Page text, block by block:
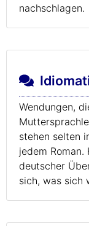
nachschlagen.
Wendungen,
stehen selten
jedem
deutscher
sich, was sich